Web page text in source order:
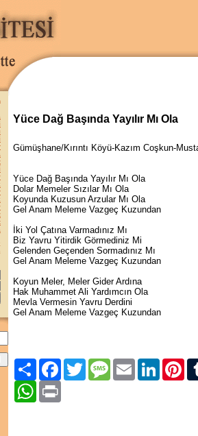
Yüce Dağ Başında Yayılır Mı Ola
Gümüşhane/Kırıntı Köyü-Kazım Coşkun-
Yüce Dağ Başında Yayılır Mı Ola
Dolar Memeler Sızılar Mı Ola
Koyunda Kuzusun Arzular Mı Ola
Gel Anam Meleme Vazgeç Kuzundan
İki Yol Çatına Varmadınız Mı
Biz Yavru Yitirdik Görmediniz Mi
Gelenden Geçenden Sormadınız Mı
Gel Anam Meleme Vazgeç Kuzundan
Koyun Meler, Meler Gider Ardına
Hak Muhammet Ali Yardımcın Ola
Mevla Vermesin Yavru Derdini
Gel Anam Meleme Vazgeç Kuzundan
Paylaş FacebookTwitter Message Email LinkedIn
WhatsApp